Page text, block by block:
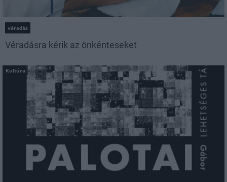
véradás
Véradásra kérik az önkénteseket
Kultúra